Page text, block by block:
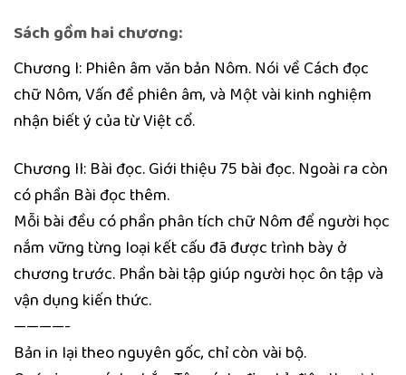
Sách gồm hai chương:
Chương I: Phiên âm văn bản Nôm. Nói về Cách đọc
chữ Nôm, Vấn đề phiên âm, và Một vài kinh nghiệm
nhận biết ý của từ Việt cổ.
Chương II: Bài đọc. Giới thiệu 75 bài đọc. Ngoài ra còn
có phần Bài đọc thêm.
Mỗi bài đều có phần phân tích chữ Nôm để người học
nắm vững từng loại kết cấu đã được trình bày ở
chương trước. Phần bài tập giúp người học ôn tập và
vận dụng kiến thức.
————-
Bản in lại theo nguyên gốc, chỉ còn vài bộ.